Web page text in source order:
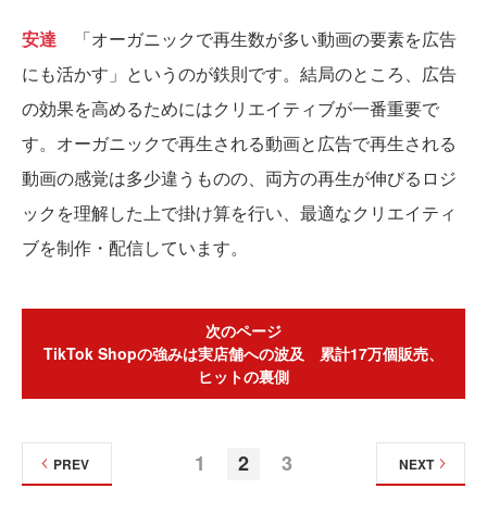
安達
「オーガニックで再生数が多い動画の要素を広告
にも活かす」というのが鉄則です。結局のところ、広告
の効果を高めるためにはクリエイティブが一番重要で
す。オーガニックで再生される動画と広告で再生される
動画の感覚は多少違うものの、両方の再生が伸びるロジ
ックを理解した上で掛け算を行い、最適なクリエイティ
ブを制作・配信しています。
次のページ
TikTok Shopの強みは実店舗への波及 累計17万個販売、
ヒットの裏側
1 2 3
PREV NEXT